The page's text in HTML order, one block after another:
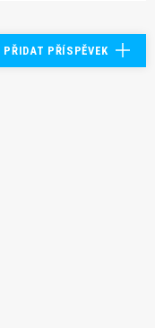
PŘIDAT PŘÍSPĚVEK